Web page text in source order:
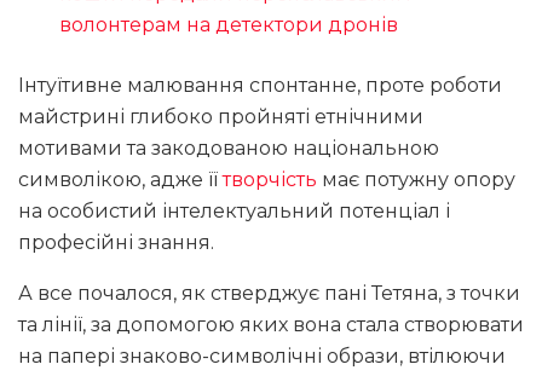
волонтерам на детектори дронів
Інтуїтивне малювання спонтанне, проте роботи
майстрині глибоко пройняті етнічними
мотивами та закодованою національною
символікою, адже їїтворчість має потужну опору
на особистий інтелектуальний потенціал і
професійні знання.
А все почалося, як стверджує пані Тетяна, з точки
та лінії, за допомогою яких вона стала створювати
на папері знаково-символічні образи, втілюючи